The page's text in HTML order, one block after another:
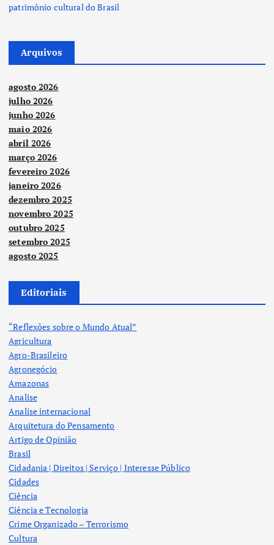
patrimônio cultural do Brasil
Arquivos
agosto 2026
julho 2026
junho 2026
maio 2026
abril 2026
março 2026
fevereiro 2026
janeiro 2026
dezembro 2025
novembro 2025
outubro 2025
setembro 2025
agosto 2025
Editoriais
“Reflexões sobre o Mundo Atual”
Agricultura
Agro-Brasileiro
Agronegócio
Amazonas
Analise
Analise internacional
Arquitetura do Pensamento
Artigo de Opinião
Brasil
Cidadania | Direitos | Serviço | Interesse Público
Cidades
Ciência
Ciência e Tecnologia
Crime Organizado – Terrorismo
Cultura